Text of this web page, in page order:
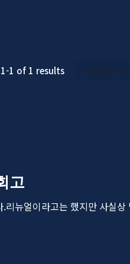
1 of 1 results
고
뉴얼이라고는 했지만 사실